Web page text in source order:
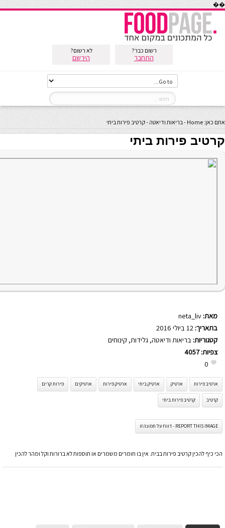
��
רשום כבר?
התחבר
לא רשום?
הירשם
אתם כאן: Home
-בריאות ודיאטה -קרטיב פירות ביתי
קרטיב פירות ביתי
מאת: neta_liv
בתאריך:
קטגוריות: בריאות ודיאטה, גלידות, קינוחים
צפיות:4057
0
ארטיב פירות ארטיק ארטיק ביתי ארטיק פירות ארטיקים פירות קרים
קרטיב קרטיב פירות ביתי
REPORT THIS IMAGE - דווח על תמונה זו
הכי כיף להכין קרטיב פירות בבית. אין בו חומרים משמרים או תוספות לא ברורות וקל ומהר להכין